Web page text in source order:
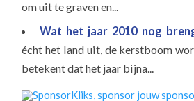
om uit te graven en...
Wat het jaar 2010 nog
écht het land uit, de kerstboom
betekent dat het jaar bijna...